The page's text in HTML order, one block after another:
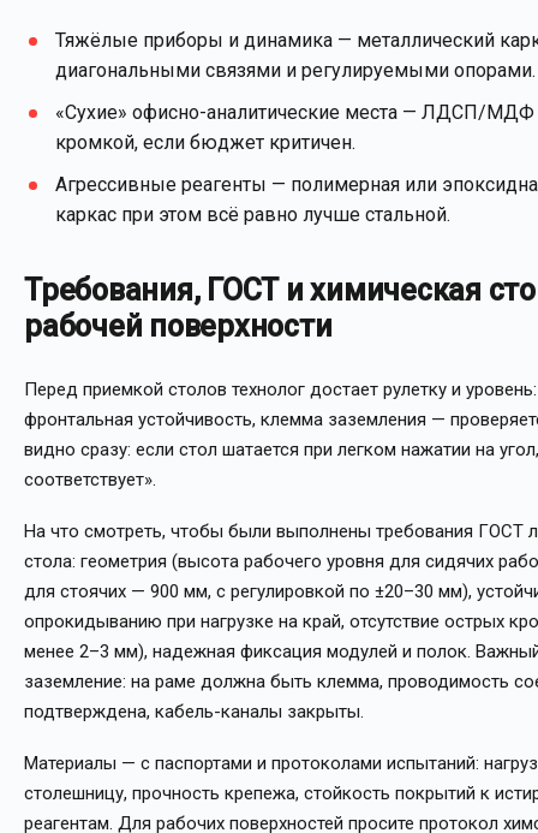
Тяжёлые приборы и динамика — металлический
диагональными связями и регулируемыми опорами.
«Сухие» офисно-аналитические места — ЛДСП/МДФ
кромкой, если бюджет критичен.
Агрессивные реагенты — полимерная или
каркас при этом всё равно лучше стальной.
Требования, ГОСТ и химическая
рабочей поверхности
Перед приемкой столов технолог достает рулетку и
фронтальная устойчивость, клемма заземления —
видно сразу: если стол шатается при легком нажатии на
соответствует».
На что смотреть, чтобы были выполнены требования ГОСТ
стола: геометрия (высота рабочего уровня для сидячих
для стоячих — 900 мм, с регулировкой по ±20–30 мм),
опрокидыванию при нагрузке на край, отсутствие острых
менее 2–3 мм), надежная фиксация модулей и полок.
заземление: на раме должна быть клемма, проводимость
подтверждена, кабель-каналы закрыты.
Материалы — с паспортами и протоколами испытаний:
столешницу, прочность крепежа, стойкость покрытий к
реагентам. Для рабочих поверхностей просите протокол